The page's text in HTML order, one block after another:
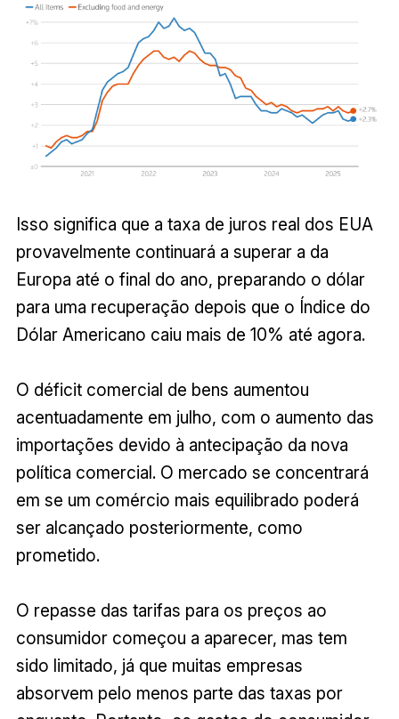
Isso significa que a taxa de juros real dos EUA
provavelmente continuará a superar a da
Europa até o final do ano, preparando o dólar
para uma recuperação depois que o Índice do
Dólar Americano caiu mais de 10% até agora.
O déficit comercial de bens aumentou
acentuadamente em julho, com o aumento das
importações devido à antecipação da nova
política comercial. O mercado se concentrará
em se um comércio mais equilibrado poderá
ser alcançado posteriormente, como
prometido.
O repasse das tarifas para os preços ao
consumidor começou a aparecer, mas tem
sido limitado, já que muitas empresas
absorvem pelo menos parte das taxas por